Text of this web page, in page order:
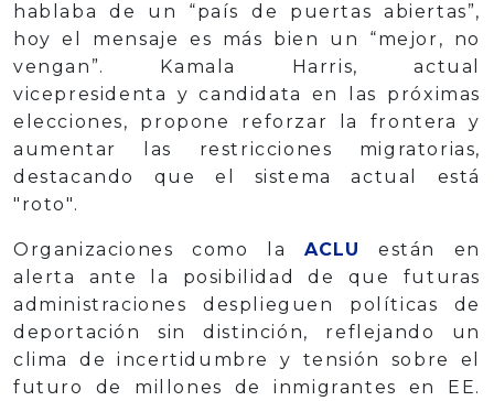
hablaba de un “país de puertas abiertas”,
hoy el mensaje es más bien un “mejor, no
vengan”. Kamala Harris, actual
vicepresidenta y candidata en las próximas
elecciones, propone reforzar la frontera y
aumentar las restricciones migratorias,
destacando que el sistema actual está
"roto".
Organizaciones como laACLU
están en
alerta ante la posibilidad de que futuras
administraciones desplieguen políticas de
deportación sin distinción, reflejando un
clima de incertidumbre y tensión sobre el
futuro de millones de inmigrantes en EE.